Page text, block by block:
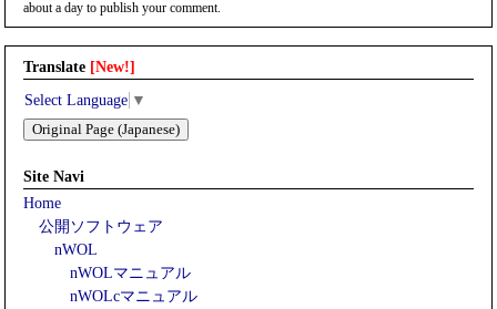
about a day to publish your comment.
Translate [New!]
Select Language ▼
Original Page (Japanese)
Site Navi
Home
公開ソフトウェア
nWOL
nWOLマニュアル
nWOLcマニュアル